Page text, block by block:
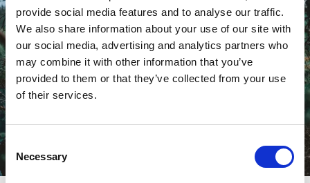
provide social media features and to analyse our traffic.
We also share information about your use of our site with
our social media, advertising and analytics partners who
may combine it with other information that you’ve
provided to them or that they’ve collected from your use
of their services.
Consent
Selection
Necessary
Familjeäventyr
Läs mer